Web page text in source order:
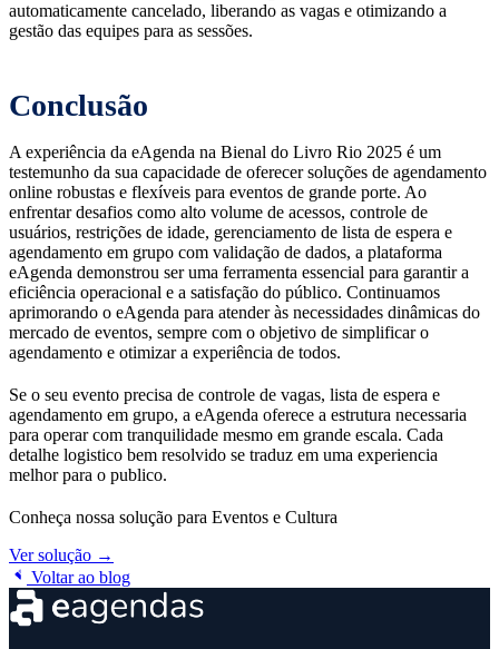
automaticamente cancelado, liberando as vagas e otimizando a
gestão das equipes para as sessões.
Conclusão
A experiência da eAgenda na Bienal do Livro Rio 2025 é um
testemunho da sua capacidade de oferecer soluções de agendamento
online robustas e flexíveis para eventos de grande porte. Ao
enfrentar desafios como alto volume de acessos, controle de
usuários, restrições de idade, gerenciamento de lista de espera e
agendamento em grupo com validação de dados, a plataforma
eAgenda demonstrou ser uma ferramenta essencial para garantir a
eficiência operacional e a satisfação do público. Continuamos
aprimorando o eAgenda para atender às necessidades dinâmicas do
mercado de eventos, sempre com o objetivo de simplificar o
agendamento e otimizar a experiência de todos.
Se o seu evento precisa de controle de vagas, lista de espera e
agendamento em grupo, a eAgenda oferece a estrutura necessaria
para operar com tranquilidade mesmo em grande escala. Cada
detalhe logistico bem resolvido se traduz em uma experiencia
melhor para o publico.
Conheça nossa solução para Eventos e Cultura
Ver solução →
Voltar ao blog